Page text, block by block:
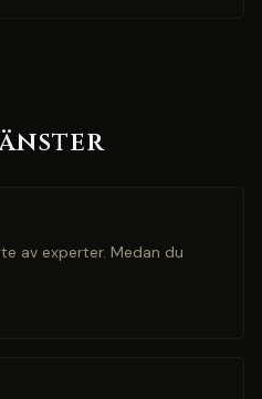
av experter. Medan du